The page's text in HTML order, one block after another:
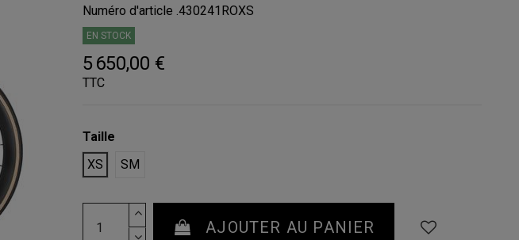
Numéro d'article .430241ROXS
EN STOCK
5 650,00 €
TTC
Taille
XS
SM
AJOUTER AU PANIER